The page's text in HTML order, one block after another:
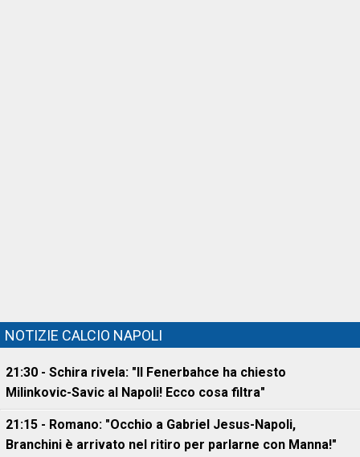
NOTIZIE CALCIO NAPOLI
21:30 - Schira rivela: "Il Fenerbahce ha chiesto
Milinkovic-Savic al Napoli! Ecco cosa filtra"
21:15 - Romano: "Occhio a Gabriel Jesus-Napoli,
Branchini è arrivato nel ritiro per parlarne con Manna!"